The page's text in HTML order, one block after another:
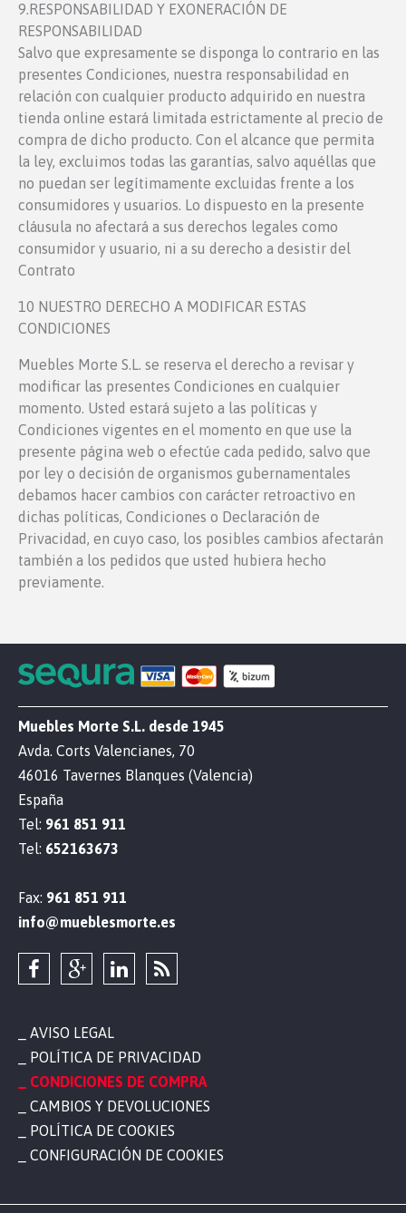
9.RESPONSABILIDAD Y EXONERACIÓN DE
RESPONSABILIDAD
Salvo que expresamente se disponga lo contrario en las
presentes Condiciones, nuestra responsabilidad en
relación con cualquier producto adquirido en nuestra
tienda online estará limitada estrictamente al precio de
compra de dicho producto. Con el alcance que permita
la ley, excluimos todas las garantías, salvo aquéllas que
no puedan ser legítimamente excluidas frente a los
consumidores y usuarios. Lo dispuesto en la presente
cláusula no afectará a sus derechos legales como
consumidor y usuario, ni a su derecho a desistir del
Contrato
10 NUESTRO DERECHO A MODIFICAR ESTAS
CONDICIONES
Muebles Morte S.L. se reserva el derecho a revisar y
modificar las presentes Condiciones en cualquier
momento. Usted estará sujeto a las políticas y
Condiciones vigentes en el momento en que use la
presente página web o efectúe cada pedido, salvo que
por ley o decisión de organismos gubernamentales
debamos hacer cambios con carácter retroactivo en
dichas políticas, Condiciones o Declaración de
Privacidad, en cuyo caso, los posibles cambios afectarán
también a los pedidos que usted hubiera hecho
previamente.
Muebles Morte S.L. desde 1945
Avda. Corts Valencianes, 70
46016 Tavernes Blanques (Valencia)
España
Tel: 961 851 911
Tel: 652163673
Fax: 961 851 911
info@mueblesmorte.es
AVISO LEGAL
POLÍTICA DE PRIVACIDAD
CONDICIONES DE COMPRA
CAMBIOS Y DEVOLUCIONES
POLÍTICA DE COOKIES
CONFIGURACIÓN DE COOKIES